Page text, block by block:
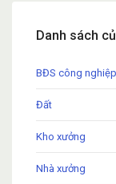
Danh sách
BĐS công nghiệp
Đất
Kho xưởng
Nhà xưởng